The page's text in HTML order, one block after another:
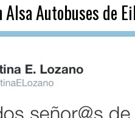
Alsa Autobuses de